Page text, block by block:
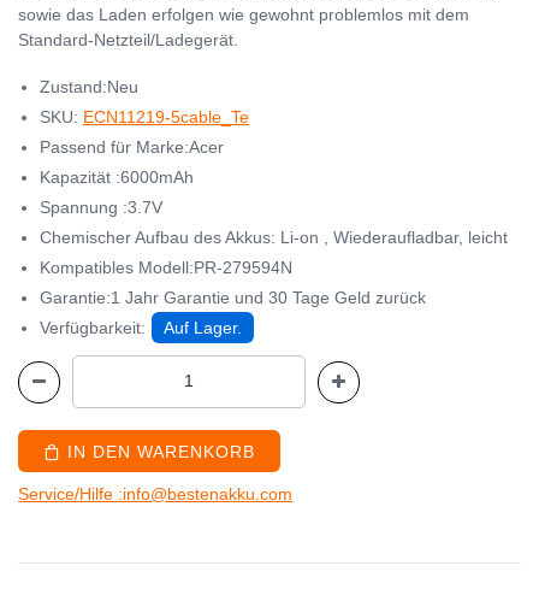
sowie das Laden erfolgen wie gewohnt problemlos mit dem
Standard-Netzteil/Ladegerät.
Zustand:Neu
SKU: ECN11219-5cable_Te
Passend für Marke:Acer
Kapazität :6000mAh
Spannung :3.7V
Chemischer Aufbau des Akkus: Li-on , Wiederaufladbar, leicht
Kompatibles Modell:PR-279594N
Garantie:1 Jahr Garantie und 30 Tage Geld zurück
Verfügbarkeit:
Auf Lager.
IN DEN WARENKORB
Service/Hilfe :info@bestenakku.com